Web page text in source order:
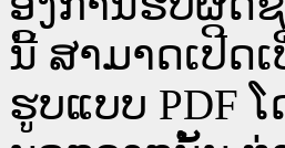
ນີ້ ສາມາດເປີດ
ຮູບແບບ PDF